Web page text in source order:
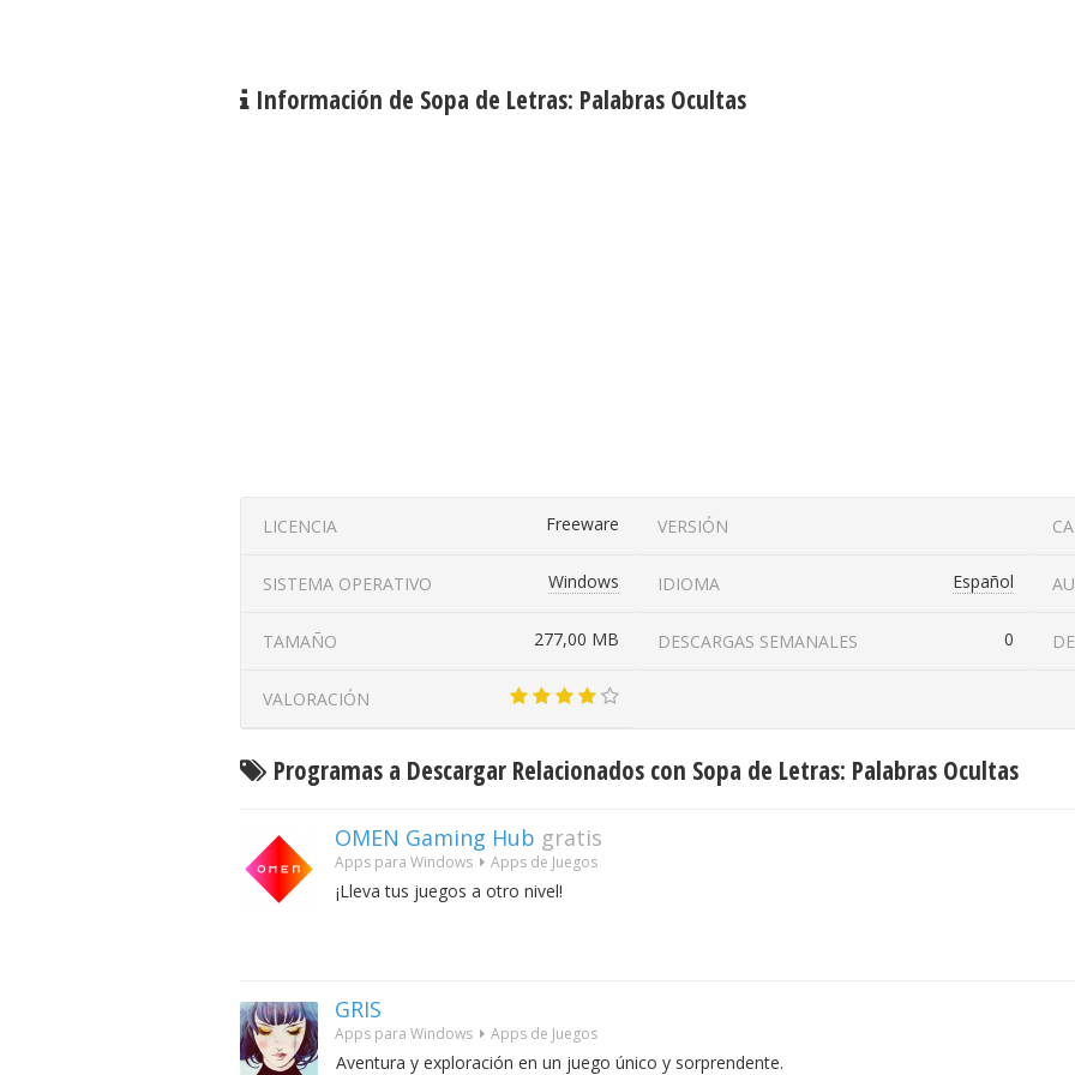
Información de Sopa de Letras: Palabras Ocultas
LICENCIA Freeware VERSIÓN
SISTEMA OPERATIVO Windows IDIOMA Español
TAMAÑO 277,00 MB DESCARGAS SEMANALES 0
VALORACIÓN
Programas a Descargar Relacionados con Sopa de Letras: Palabras Ocultas
OMEN Gaming Hub gratis
Apps para Windows Apps de Juegos
¡Lleva tus juegos a otro nivel!
GRIS
Apps para Windows Apps de Juegos
Aventura y exploración en un juego único y sorprendente.